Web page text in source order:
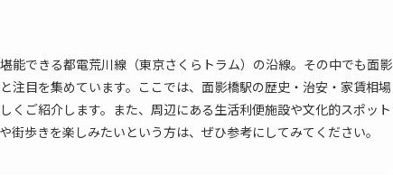
能できる都電荒川線（東京さくらトラム）の沿線。その中でも面影
注目を集めています。ここでは、面影橋駅の歴史・治安・家賃相場
くご紹介します。また、周辺にある生活利便施設や文化的スポット
歩きを楽しみたいという方は、ぜひ参考にしてみてください。